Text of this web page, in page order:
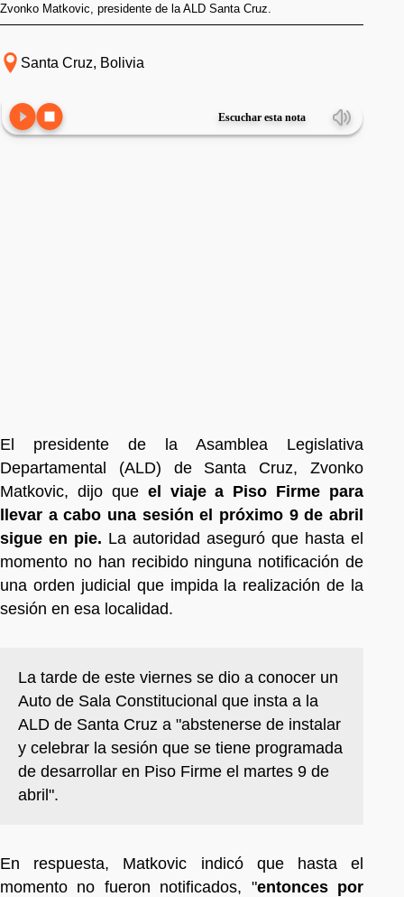
Zvonko Matkovic, presidente de la ALD Santa Cruz.
Santa Cruz, Bolivia
Escuchar esta nota
El presidente de la Asamblea Legislativa
Departamental (ALD) de Santa Cruz, Zvonko
Matkovic, dijo que el viaje a Piso Firme para
llevar a cabo una sesión el próximo 9 de abril
sigue en pie. La autoridad aseguró que hasta el
momento no han recibido ninguna notificación de
una orden judicial que impida la realización de la
sesión en esa localidad.
La tarde de este viernes se dio a conocer un
Auto de Sala Constitucional que insta a la
ALD de Santa Cruz a "abstenerse de instalar
y celebrar la sesión que se tiene programada
de desarrollar en Piso Firme el martes 9 de
abril".
En respuesta, Matkovic indicó que hasta el
momento no fueron notificados, "entonces por